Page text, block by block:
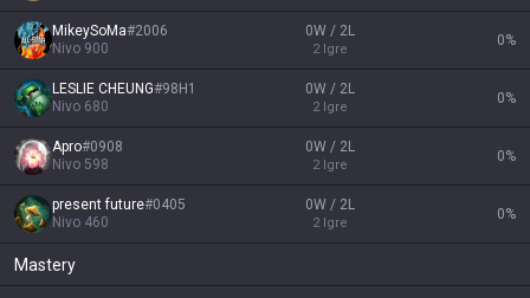
MikeySoMa#2006
Nivo 900
0W / 2L
2 Igre
0%
LESLIE CHEUNG#98H1
Nivo 680
0W / 2L
2 Igre
0%
Apro#0908
Nivo 598
0W / 2L
2 Igre
0%
present future#0405
Nivo 460
0W / 2L
2 Igre
0%
Mastery